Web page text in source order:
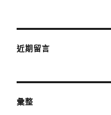
近期留言
彙整